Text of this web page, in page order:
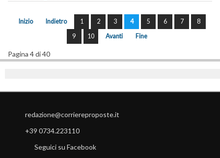
Inizio Indietro 1 2 3 4 5 6 7
8
9
10 Avanti Fine
Pagina 4 di 40
redazione@corriereproposte.it
+39 0734.223110
Seguici su Facebook